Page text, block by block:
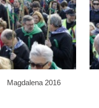
Magdalena 2016